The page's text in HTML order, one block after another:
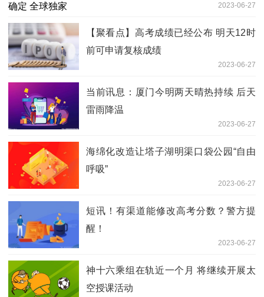
2023-06-27
【聚看点】高考成绩已经公布 明天12时
前可申请复核成绩
2023-06-27
当前讯息：厦门今明两天晴热持续 后天
雷雨降温
2023-06-27
海绵化改造让塔子湖明渠口袋公园“自由
呼吸”
2023-06-27
短讯！有渠道能修改高考分数？警方提
醒！
2023-06-27
神十六乘组在轨近一个月 将继续开展太
空授课活动